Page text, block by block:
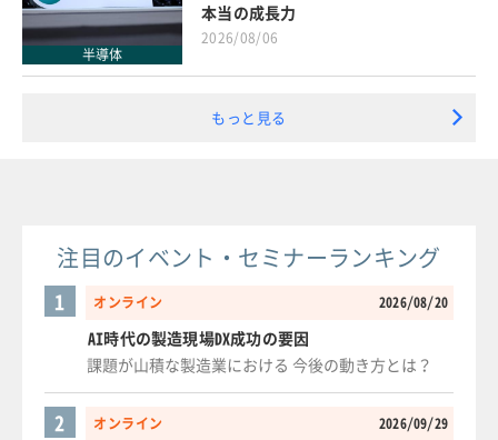
半導体
本当の成長力
2026/08/06
もっと見る
注目のイベント・セミナーランキング
オンライン 2026/08/20
1
AI時代の製造現場DX成功の要因
課題が山積な製造業における 今後の動き方とは？
オンライン 2026/09/29
2